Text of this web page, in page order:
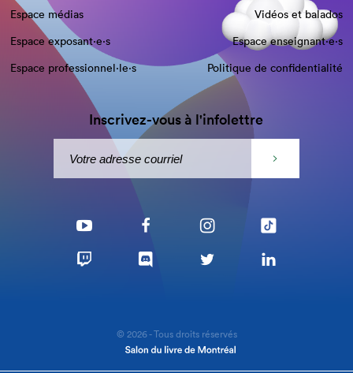
Espace médias
Vidéos et balados
Espace exposant·e⋅s
Espace enseignant·e⋅s
Espace professionnel·le⋅s
Politique de confidentialité
Inscrivez-vous à l'infolettre
© 2026 - Tous droits réservés